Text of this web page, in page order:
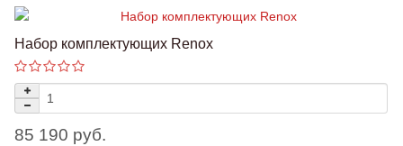
Набор комплектующих Renox
85 190 руб.